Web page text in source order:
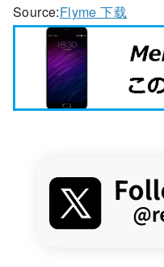
Source:Flyme 下载